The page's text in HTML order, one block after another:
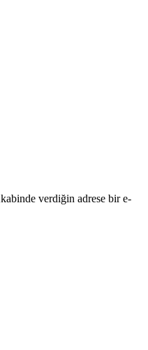
verdiğin adrese bir e-